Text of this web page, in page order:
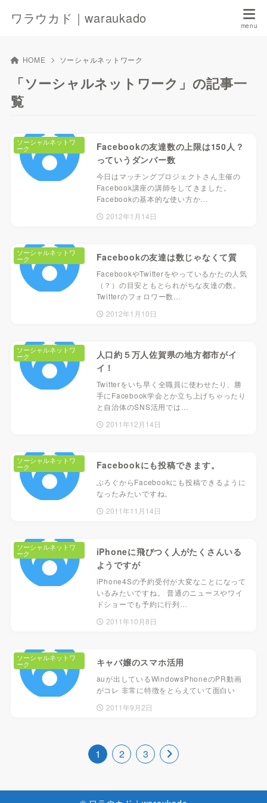
ワラウカド｜waraukado
HOME ソーシャルネットワーク
「ソーシャルネットワーク」の記事一
覧
Facebookの友達数の上限は150人？
っていうダンバー数
今日はマッチングプロジェクトさん主催の
Facebook講座の講師をしてきました。
Facebookの基本的な使い方か…
2012年1月14日
ソーシャルネットワ
ーク
Facebookの友達は数じゃなくて質
FacebookやTwitterをやっているかたの人気
（？）の目安ともとられがちな友達の数。
Twitterのフォロワー数…
2012年1月10日
ソーシャルネットワ
ーク
人口約５万人佐賀県の地方都市がイ
イ！
Twitterをいち早く全職員に使わせたり、勝
手にFacebook学会とか立ち上げちゃったり
と自治体のSNS活用では…
2011年12月14日
ソーシャルネットワ
ーク
Facebookにも投稿できます。
ぶろぐからFacebookにも投稿できるように
なったみたいですね。
2011年11月14日
ソーシャルネットワ
ーク
iPhoneに飛びつく人がたくさんいる
ようですが
iPhone4Sの予約受付が大変なことになって
いるみたいですね。 普通のニュースやワイ
ドショーでも予約に行列…
2011年10月8日
ソーシャルネットワ
ーク
キャバ嬢のスマホ活用
auが出しているWindowsPhoneのPR動画
がコレ 非常に特徴をとらえていて面白い
2011年9月2日
ソーシャルネットワ
ーク
1 2 3